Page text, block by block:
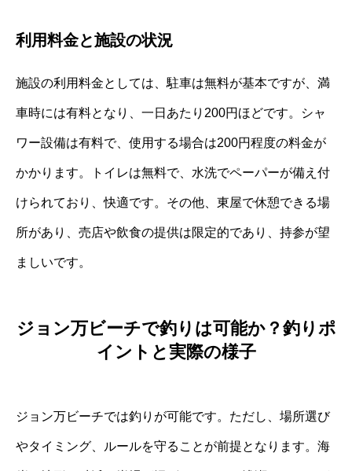
利用料金と施設の状況
施設の利用料金としては、駐車は無料が基本ですが、満
車時には有料となり、一日あたり200円ほどです。シャ
ワー設備は有料で、使用する場合は200円程度の料金が
かかります。トイレは無料で、水洗でペーパーが備え付
けられており、快適です。その他、東屋で休憩できる場
所があり、売店や飲食の提供は限定的であり、持参が望
ましいです。
ジョン万ビーチで釣りは可能か？釣りポ
イントと実際の様子
ジョン万ビーチでは釣りが可能です。ただし、場所選び
やタイミング、ルールを守ることが前提となります。海